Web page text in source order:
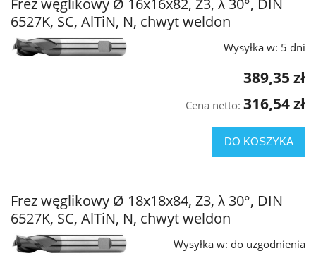
Frez węglikowy Ø 16x16x82, Z3, λ 30°, DIN
6527K, SC, AlTiN, N, chwyt weldon
Wysyłka w: 5 dni
389,35 zł
Cena netto: 316,54 zł
DO KOSZYKA
Frez węglikowy Ø 18x18x84, Z3, λ 30°, DIN
6527K, SC, AlTiN, N, chwyt weldon
Wysyłka w: do uzgodnienia